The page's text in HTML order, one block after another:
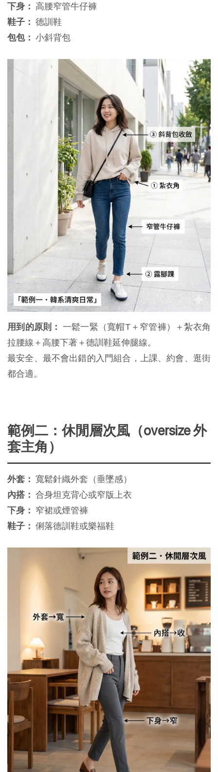
下身： 高腰窄管牛仔褲
鞋子： 德訓鞋
包包： 小斜背包
用到的原則：
一鬆一緊（寬帽T＋窄管褲）＋紮衣角
拉腰線＋高腰下著＋德訓鞋延伸腿線。
最安全、最不會出錯的入門組合，上課、約會、逛街
都合適。
範例二：休閒層次風（oversize 外
套主角）
外套： 寬鬆針織外套（垂墜感）
內搭： 合身坦克背心或窄版上衣
下身： 窄裙或煙管褲
鞋子： 俐落德訓鞋或樂福鞋